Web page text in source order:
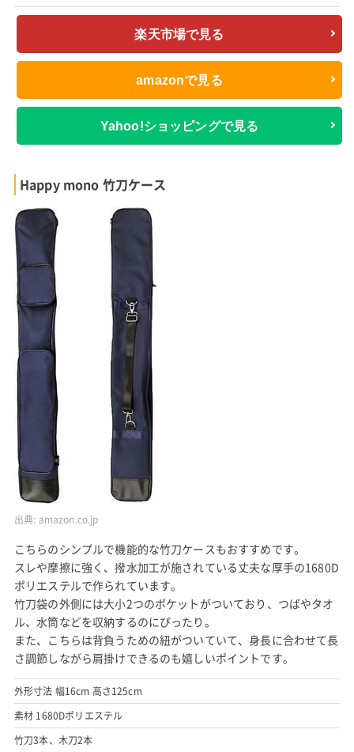
楽天市場で見る
amazonで見る
Yahoo!ショッピングで見る
Happy mono 竹刀ケース
出典: amazon.co.jp
こちらのシンプルで機能的な竹刀ケースもおすすめです。
スレや摩擦に強く、撥水加工が施されている丈夫な厚手の1680D
ポリエステルで作られています。
竹刀袋の外側には大小2つのポケットがついており、つばやタオ
ル、水筒などを収納するのにぴったり。
また、こちらは背負うための紐がついていて、身長に合わせて長
さ調節しながら肩掛けできるのも嬉しいポイントです。
外形寸法 幅16cm 高さ125cm
素材 1680Dポリエステル
竹刀3本、木刀2本